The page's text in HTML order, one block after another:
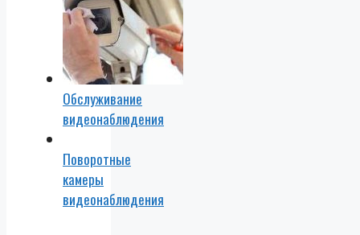
Обслуживание
видеонаблюдения
Поворотные
камеры
видеонаблюдения